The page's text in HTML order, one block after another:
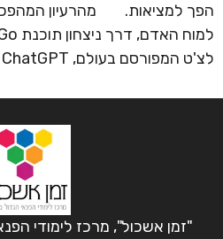
הפך למציאות. מהרעיון
לצ'ט המפורסם בעולם, ChatGPT ודומיו.
"זמן אשכול", מרכז לימודי